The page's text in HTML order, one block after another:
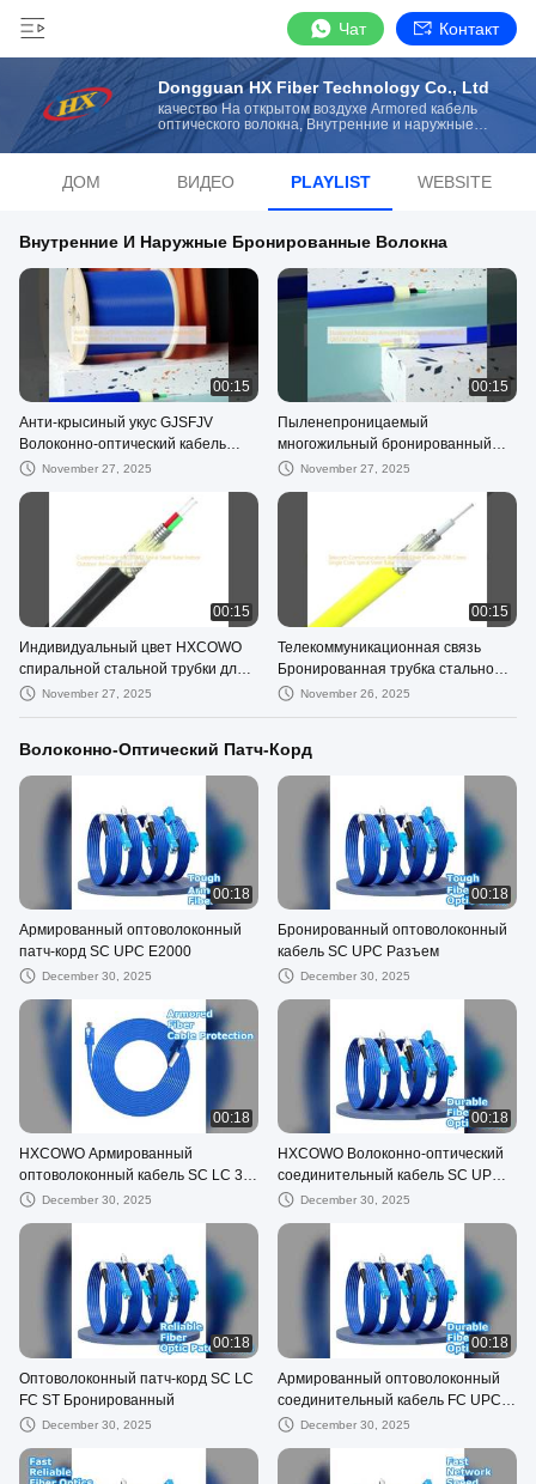
Чат Контакт
Dongguan HX Fiber Technology Co., Ltd
качество На открытом воздухе Armored кабель
оптического волокна, Внутренние и наружные
бронированные волокна manufacturer from China
ДОМ ВИДЕО PLAYLIST WEBSITE
Внутренние И Наружные Бронированные Волокна
00:15
Анти-крысиный укус GJSFJV
Волоконно-оптический кабель
Бронированный волоконно-
November 27, 2025
00:15
Пыленепроницаемый
многожильный бронированный
оптоволоконный кабель G652D
November 27, 2025
00:15
Индивидуальный цвет HXCOWO
спиральной стальной трубки для
использования в помещении и на
November 27, 2025
00:15
Телекоммуникационная связь
Бронированная трубка стальной
спирали волоконного кабеля 2-
November 26, 2025
Волоконно-Оптический Патч-Корд
00:18
Армированный оптоволоконный
патч-корд SC UPC E2000
December 30, 2025
00:18
Бронированный оптоволоконный
кабель SC UPC Разъем
December 30, 2025
00:18
HXCOWO Армированный
оптоволоконный кабель SC LC 3,0
мм December 30, 2025
00:18
HXCOWO Волоконно-оптический
соединительный кабель SC UPC
Дуплекс
December 30, 2025
00:18
Оптоволоконный патч-корд SC LC
FC ST Бронированный
December 30, 2025
00:18
Армированный оптоволоконный
соединительный кабель FC UPC
APCDecember 30, 2025